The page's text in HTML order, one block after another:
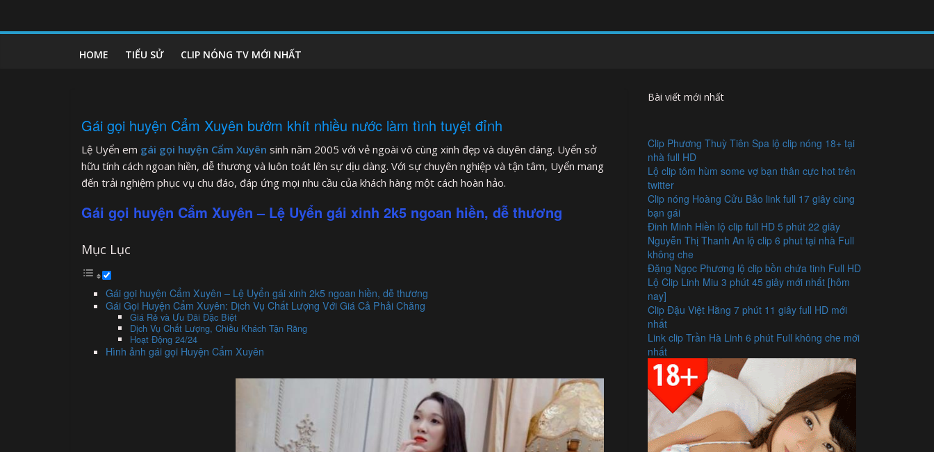
content
clipnonglive.com
HOME TIỂU SỬ CLIP NÓNG TV MỚI NHẤT
Gái gọi huyện Cẩm Xuyên bướm khít nhiều nước làm tình tuyệt đỉnh
Lệ Uyển em gái gọi huyện Cẩm Xuyên sinh năm 2005 với vẻ ngoài vô cùng xinh đẹp và duyên dáng. Uyển sở
hữu tính cách ngoan hiền, dễ thương và luôn toát lên sự dịu dàng. Với sự chuyên nghiệp và tận tâm, Uyển mang
đến trải nghiệm phục vụ chu đáo, đáp ứng mọi nhu cầu của khách hàng một cách hoàn hảo.
Gái gọi huyện Cẩm Xuyên – Lệ Uyển gái xinh 2k5 ngoan hiền, dễ thương
Mục Lục
Gái gọi huyện Cẩm Xuyên – Lệ Uyển gái xinh 2k5 ngoan hiền, dễ thương
Gái Gọi Huyện Cẩm Xuyên: Dịch Vụ Chất Lượng Với Giá Cả Phải Chăng
Giá Rẻ và Ưu Đãi Đặc Biệt
Dịch Vụ Chất Lượng, Chiều Khách Tận Răng
Hoạt Động 24/24
Hình ảnh gái gọi Huyện Cẩm Xuyên
Bài viết mới nhất
Clip Phương Thuỳ Tiên Spa lộ clip nóng 18+ tại
nhà full HD
Lộ clip tôm hùm some vợ bạn thân cực hot trên
twitter
Clip nóng Hoàng Cửu Bảo link full 17 giây cùng
bạn gái
Đinh Minh Hiền lộ clip full HD 5 phút 22 giây
Nguyễn Thị Thanh An lộ clip 6 phut tại nhà Full
không che
Đặng Ngọc Phương lộ clip bồn chứa tinh Full HD
Lộ Clip Linh Miu 3 phút 45 giây mới nhất [hôm
nay]
Clip Đậu Việt Hằng 7 phút 11 giây full HD mới
nhất
Link clip Trần Hà Linh 6 phút Full không che mới
nhất